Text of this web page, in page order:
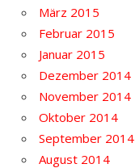
März 2015
Februar 2015
Januar 2015
Dezember 2014
November 2014
Oktober 2014
September 2014
August 2014